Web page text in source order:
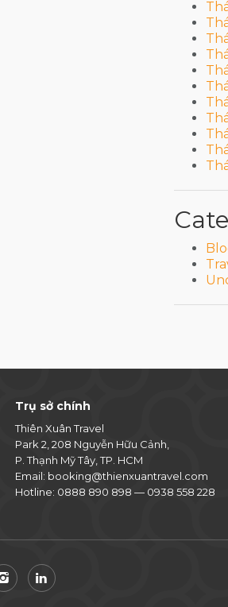
Trụ sở chính
Thiên Xuân Travel
Park 2, 208 Nguyễn Hữu Cảnh,
P. Thạnh Mỹ Tây, TP. HCM
Email: booking@thienxuantravel.com
Hotline: 0888 890 898 — 0938 558 228